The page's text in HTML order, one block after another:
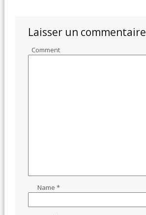
Laisser un commentaire
Comment
Name*